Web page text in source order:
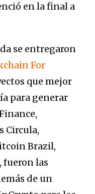
en la final a
se entregaron
For
que mejor
para generar
Circula,
Brazil,
fueron las
de un